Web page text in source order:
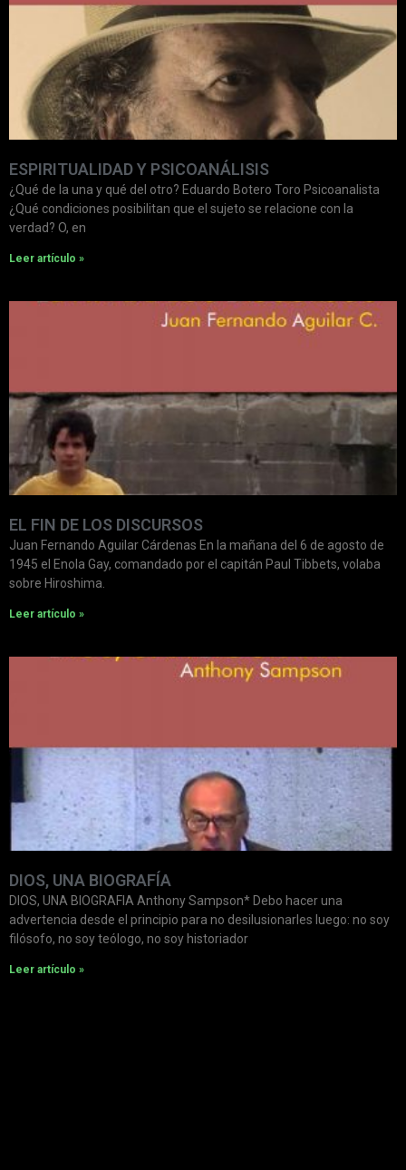
ESPIRITUALIDAD Y PSICOANÁLISIS
¿Qué de la una y qué del otro? Eduardo Botero Toro Psicoanalista
¿Qué condiciones posibilitan que el sujeto se relacione con la
verdad? O, en
Leer artículo »
EL FIN DE LOS DISCURSOS
Juan Fernando Aguilar Cárdenas En la mañana del 6 de agosto de
1945 el Enola Gay, comandado por el capitán Paul Tibbets, volaba
sobre Hiroshima.
Leer artículo »
DIOS, UNA BIOGRAFÍA
DIOS, UNA BIOGRAFIA Anthony Sampson* Debo hacer una
advertencia desde el principio para no desilusionarles luego: no soy
filósofo, no soy teólogo, no soy historiador
Leer artículo »